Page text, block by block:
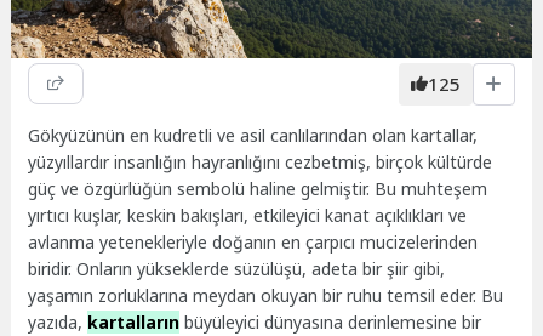
125
Gökyüzünün en kudretli ve asil canlılarından olan kartallar,
yüzyıllardır insanlığın hayranlığını cezbetmiş, birçok kültürde
güç ve özgürlüğün sembolü haline gelmiştir. Bu muhteşem
yırtıcı kuşlar, keskin bakışları, etkileyici kanat açıklıkları ve
avlanma yetenekleriyle doğanın en çarpıcı mucizelerinden
biridir. Onların yükseklerde süzülüşü, adeta bir şiir gibi,
yaşamın zorluklarına meydan okuyan bir ruhu temsil eder. Bu
yazıda, kartalların büyüleyici dünyasına derinlemesine bir